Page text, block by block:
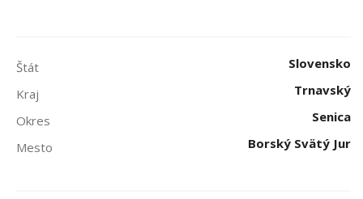
Štát
Slovensko
Kraj
Trnavský
Okres
Senica
Mesto
Borský Svätý Jur